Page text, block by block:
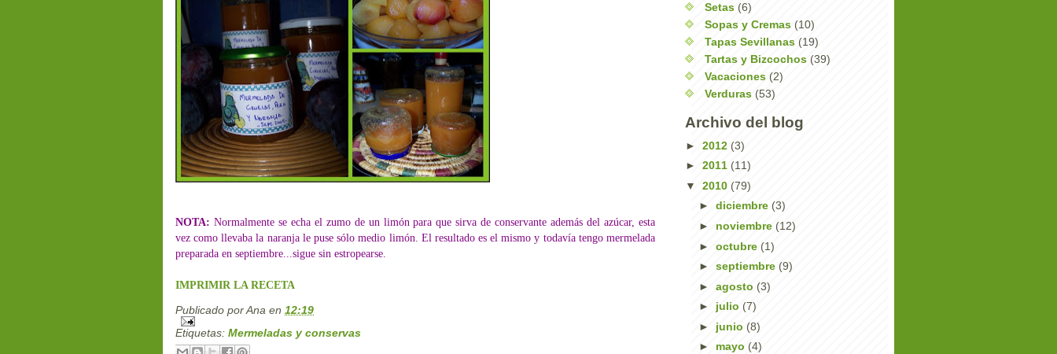
NOTA: Normalmente se echa el zumo de un limón para que sirva de conservante además del azúcar, esta
vez como llevaba la naranja le puse sólo medio limón. El resultado es el mismo y todavía tengo mermelada
preparada en septiembre...sigue sin estropearse.
IMPRIMIR LA RECETA
Publicado porAna en 12:19
Etiquetas: Mermeladas y conservas
Setas (6)
Sopas y Cremas (10)
Tapas Sevillanas (19)
Tartas y Bizcochos (39)
Vacaciones (2)
Verduras (53)
Archivo del blog
► 2012 (3)
► 2011 (11)
▼ 2010 (79)
►diciembre(3)
► noviembre (12)
►octubre (1)
►septiembre (9)
►agosto(3)
► julio (7)
► junio (8)
► mayo (4)